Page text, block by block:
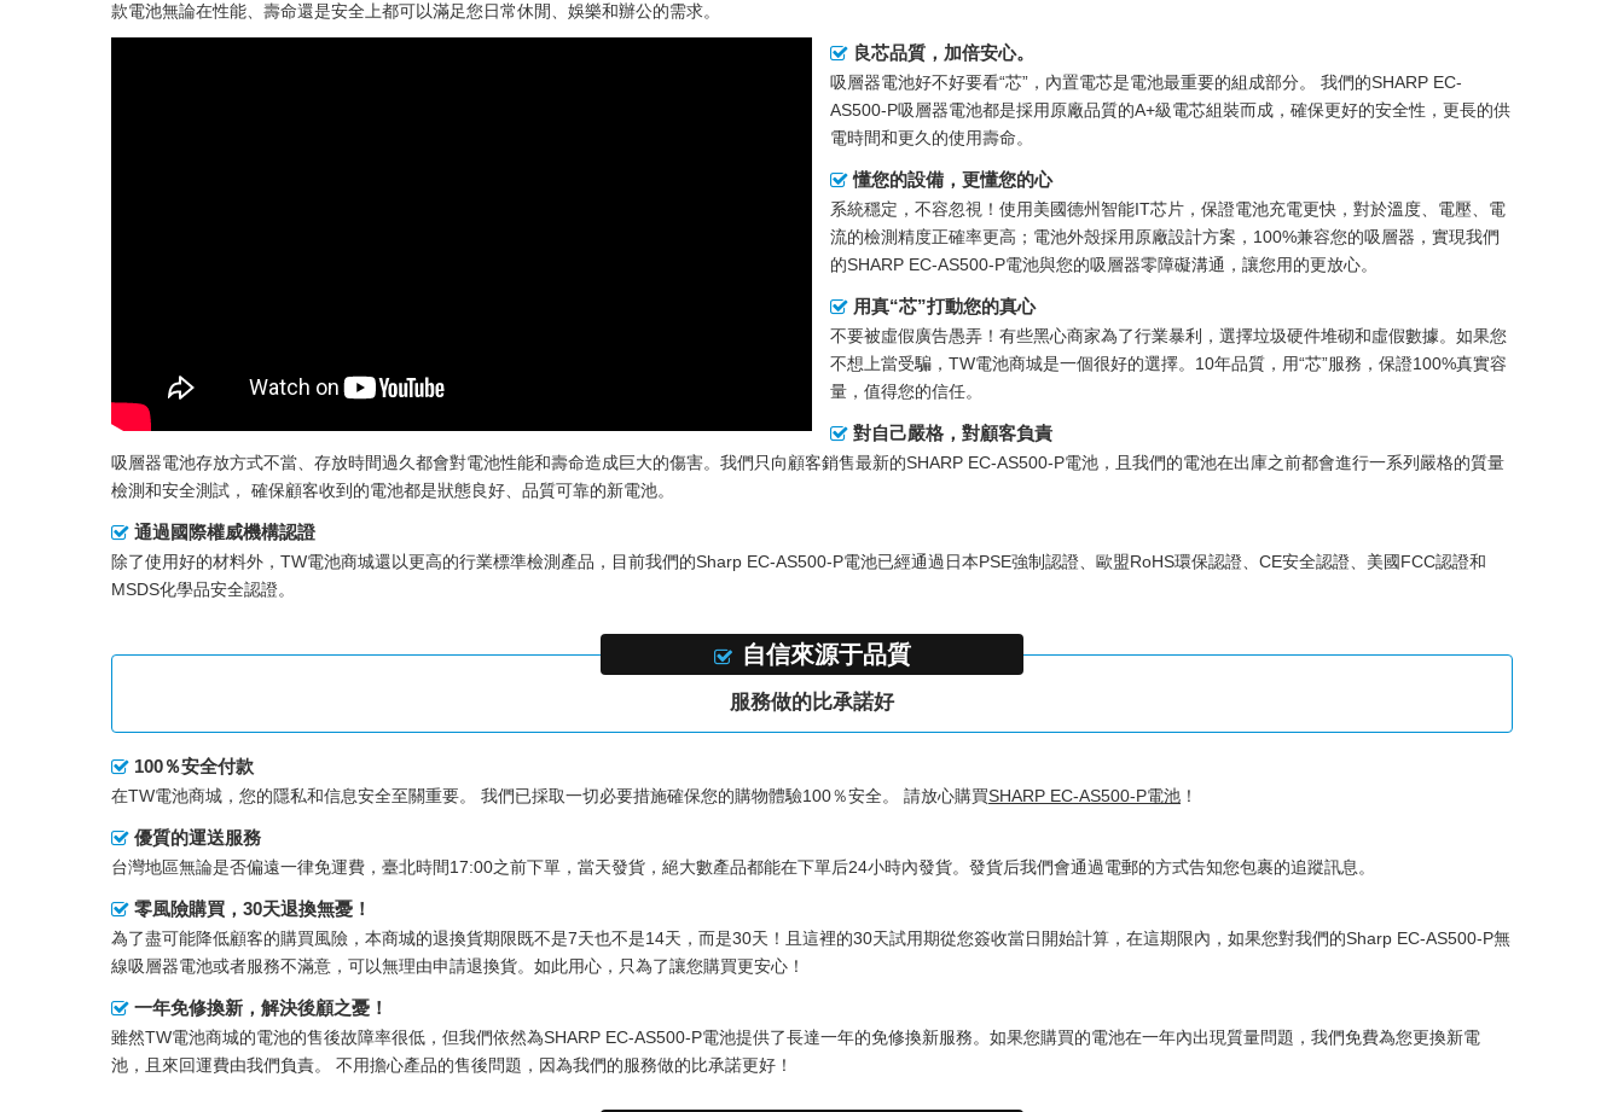
款電池無論在性能、壽命還是安全上都可以滿足您日常休閒、娛樂和辦公的需求。
良芯品質，加倍安心。
吸層器電池好不好要看“芯”，內置電芯是電池最重要的組成部分。 我們的SHARP EC-
AS500-P吸層器電池都是採用原廠品質的A+級電芯組裝而成，確保更好的安全性，更長的供
電時間和更久的使用壽命。
懂您的設備，更懂您的心
系統穩定，不容忽視！使用美國德州智能IT芯片，保證電池充電更快，對於溫度、電壓、電
流的檢測精度正確率更高；電池外殼採用原廠設計方案，100%兼容您的吸層器，實現我們
的SHARP EC-AS500-P電池與您的吸層器零障礙溝通，讓您用的更放心。
用真“芯”打動您的真心
不要被虛假廣告愚弄！有些黑心商家為了行業暴利，選擇垃圾硬件堆砌和虛假數據。如果您
不想上當受騙，TW電池商城是一個很好的選擇。10年品質，用“芯”服務，保證100%真實容
量，值得您的信任。
對自己嚴格，對顧客負責
吸層器電池存放方式不當、存放時間過久都會對電池性能和壽命造成巨大的傷害。我們只向顧客銷售最新的SHARP EC-AS500-P電池 ，且我們的電池在出庫之前都會進行一系列嚴格的質量
檢測和安全測試， 確保顧客收到的電池都是狀態良好、品質可靠的新電池。
通過國際權威機構認證
除了使用好的材料外，TW電池商城還以更高的行業標準檢測產品，目前我們的Sharp EC-AS500-P電池已經通過日本PSE強制認證、歐盟RoHS環保認證、CE安全認證、美國FCC認證和
MSDS化學品安全認證。
自信來源于品質
服務做的比承諾好
100％安全付款
在TW電池商城，您的隱私和信息安全至關重要。 我們已採取一切必要措施確保您的購物體驗100％安全。 請放心購買SHARP EC-AS500-P電池 ！
優質的運送服務
台灣地區無論是否偏遠一律免運費，臺北時間17:00之前下單，當天發貨，絕大數產品都能在下單后24小時內發貨。發貨后我們會通過電郵的方式告知您包裹的追蹤訊息。
零風險購買，30天退換無憂！
為了盡可能降低顧客的購買風險，本商城的退換貨期限既不是7天也不是14天，而是30天！且這裡的30天試用期從您簽收當日開始計算，在這期限內，如果您對我們的Sharp EC-AS500-P無
線吸層器電池或者服務不滿意，可以無理由申請退換貨。如此用心，只為了讓您購買更安心！
一年免修換新，解決後顧之憂！
雖然TW電池商城的電池的售後故障率很低，但我們依然為SHARP EC-AS500-P電池提供了長達一年的免修換新服務。如果您購買的電池在一年內出現質量問題，我們免費為您更換新電
池，且來回運費由我們負責。 不用擔心產品的售後問題，因為我們的服務做的比承諾更好！